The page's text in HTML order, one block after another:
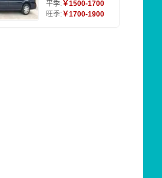
平季:￥1500-1700
旺季:￥1700-1900